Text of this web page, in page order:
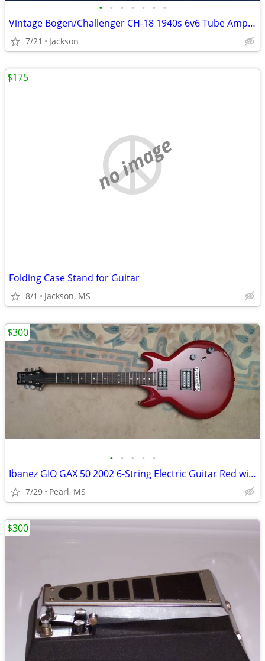
• • • • • • •
Vintage Bogen/Challenger CH-18 1940s 6v6 Tube Amplifier
7/21 Jackson
no image
Folding Case Stand for Guitar
8/1 Jackson, MS
$175
• • • • •
Ibanez GIO GAX 50 2002 6-String Electric Guitar Red with Carry case
7/29 Pearl, MS
$300
$300